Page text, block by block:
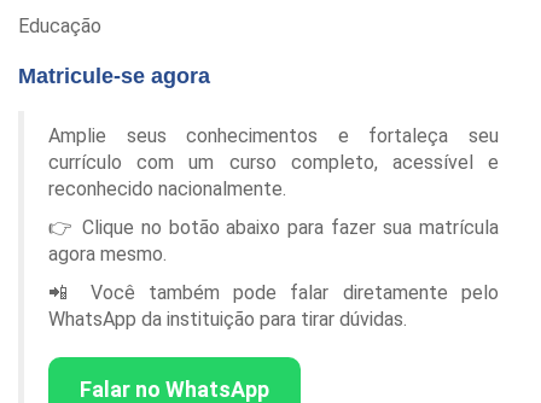
Educação
Matricule-se agora
Amplie seus conhecimentos e fortaleça seu
currículo com um curso completo, acessível e
reconhecido nacionalmente.
👉 Clique no botão abaixo para fazer sua matrícula
agora mesmo.
📲 Você também pode falar diretamente pelo
WhatsApp da instituição para tirar dúvidas.
Falar no WhatsApp